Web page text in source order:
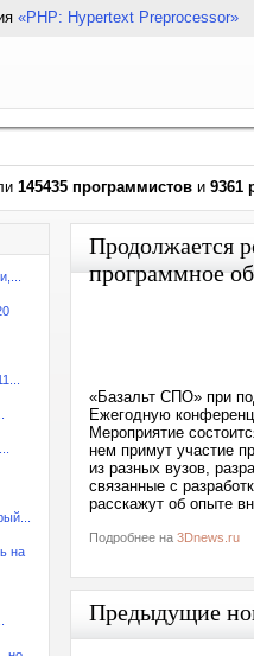
«PHP: Hypertext Preprocessor»
145435 программистов и 9361
на
Продолжается
программное
«Базальт СПО» при
Ежегодную
Мероприятие
нем примут участие
из разных вузов,
связанные с
расскажут об опыте
Подробнее на 3Dnews.ru
Предыдущие